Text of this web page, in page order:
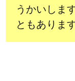
うかいしま
ともありま